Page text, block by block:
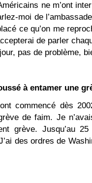
ne m’ont
moi de
ce qu’on me
de parler
pas de problème,
à entamer une
commencé dès
de faim. Je
grève. Jusqu’au
des ordres de